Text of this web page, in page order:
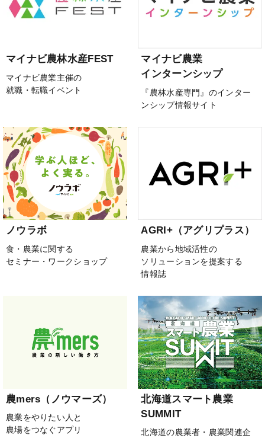
マイナビ農林水産FEST
マイナビ農業主催の
就職・転職イベント
マイナビ農業
インターンシップ
『農林水産専門』のインター
ンシップ情報サイト
ノウラボ
食・農業に関する
セミナー・ワークショップ
AGRI+（アグリプラス）
農業から地域活性の
ソリューションを提案する
情報誌
農mers（ノウマーズ）
農業をやりたい人と
農場をつなぐアプリ
北海道スマート農業
SUMMIT
北海道の農業者・農業関連企